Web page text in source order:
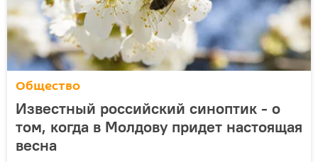
Общество
Известный российский синоптик - о
том, когда в Молдову придет настоящая
весна